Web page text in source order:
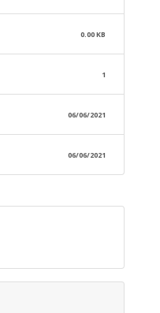
0.00 KB
1
06/06/2021
06/06/2021